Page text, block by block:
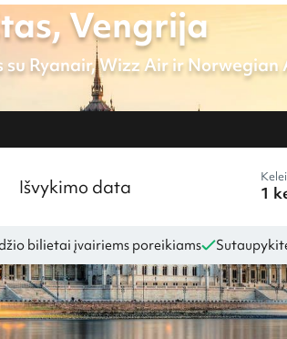
Vengrija
Ryanair, Wizz Air ir Norwegian
Išvykimo data
bilietai įvairiems poreikiams